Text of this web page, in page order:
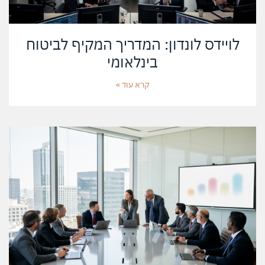
לויידס לונדון: המדריך המקיף לביטוח
בינלאומי
קרא עוד »